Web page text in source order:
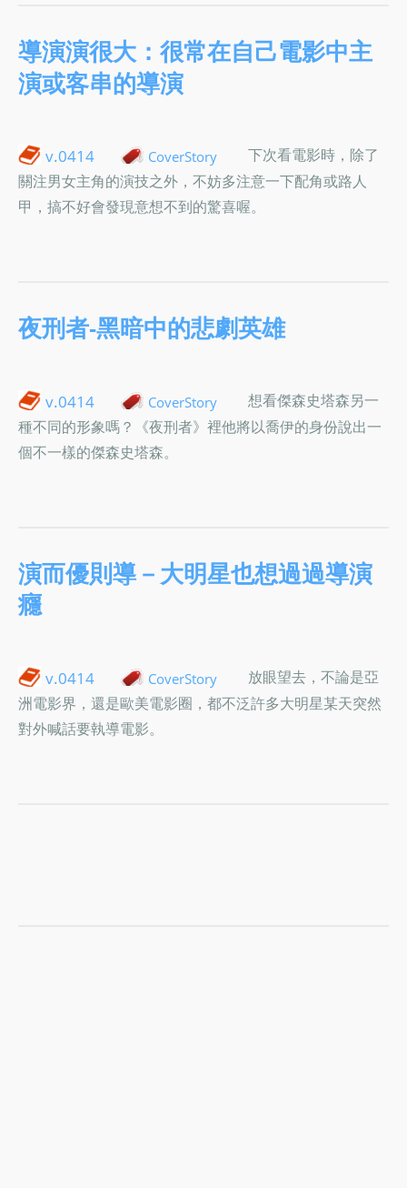
導演演很大：很常在自己電影中主
演或客串的導演
v.0414 CoverStory
下次看電影時，除了
關注男女主角的演技之外，不妨多注意一下配角或路人
甲，搞不好會發現意想不到的驚喜喔。
夜刑者-黑暗中的悲劇英雄
v.0414 CoverStory
想看傑森史塔森另一
種不同的形象嗎？《夜刑者》裡他將以喬伊的身份說出一
個不一樣的傑森史塔森。
演而優則導－大明星也想過過導演
癮
v.0414 CoverStory
放眼望去，不論是亞
洲電影界，還是歐美電影圈，都不泛許多大明星某天突然
對外喊話要執導電影。